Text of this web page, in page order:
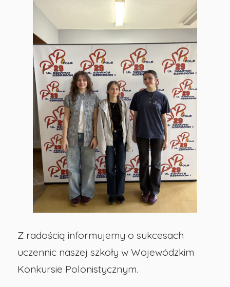
Konkursie
Polonistycznym
Publiczna
Szkoła
Podstawowa
w
Opolu
Z radością informujemy o sukcesach
uczennic naszej szkoły w Wojewódzkim
Konkursie Polonistycznym.